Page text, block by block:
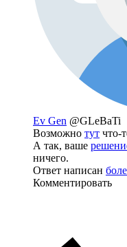
Ev Gen @GLeBaTi
Возможно тут что-
А так, ваше
ничего.
Ответ написан
Комментировать